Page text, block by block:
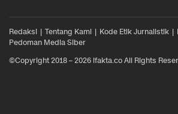
Redaksi Tentang Kami Kode Etik Jurnalistik
Pedoman Media Siber
©Copyright 2018 – 2026 ifakta.co All Rights